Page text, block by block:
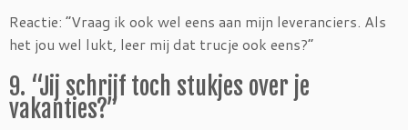
Reactie: “Vraag ik ook wel eens aan mijn leveranciers. Als
het jou wel lukt, leer mij dat trucje ook eens?”
9. “Jij schrijf toch stukjes over je
vakanties?”